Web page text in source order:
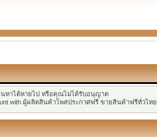
หาได้หายไป หรือคุณไม่ได้รับอนุญาต
with ผู้ผลิตสินค้าโพสประกาศฟรี ขายสินค้าฟรีทั่วไทย.